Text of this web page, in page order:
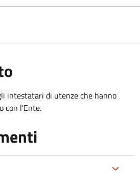
intestatari di utenze che hanno
con l'Ente.